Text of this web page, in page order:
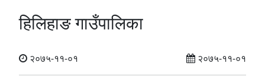
हिलिहाङ गाउँपालिका
२०७५-११-०१ २०७५-११-०१